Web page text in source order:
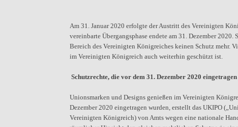
Am 31. Januar 2020 erfolgte der Austritt des Vereinigten
vereinbarte Übergangsphase endete am 31. Dezember
Bereich des Vereinigten Königreiches keinen Schutz mehr.
im Vereinigten Königreich auch weiterhin geschützt ist.
Schutzrechte, die vor dem 31. Dezember 2020
Unionsmarken und Designs genießen im Vereinigten
Dezember 2020 eingetragen wurden, erstellt das UKIPO
Vereinigten Königreich) von Amts wegen eine nationale